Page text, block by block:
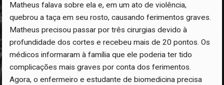
Matheus falava sobre ela e, em um ato de violência,
quebrou a taça em seu rosto, causando ferimentos graves.
Matheus precisou passar por três cirurgias devido à
profundidade dos cortes e recebeu mais de 20 pontos. Os
médicos informaram à família que ele poderia ter tido
complicações mais graves por conta dos ferimentos.
Agora, o enfermeiro e estudante de biomedicina precisa